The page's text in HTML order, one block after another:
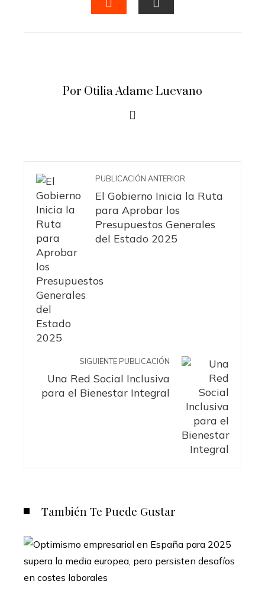
Por Otilia Adame Luevano
PUBLICACIÓN ANTERIOR
El Gobierno Inicia la Ruta
para Aprobar los
Presupuestos Generales
del Estado 2025
SIGUIENTE PUBLICACIÓN
Una Red Social Inclusiva
para el Bienestar Integral
También Te Puede Gustar